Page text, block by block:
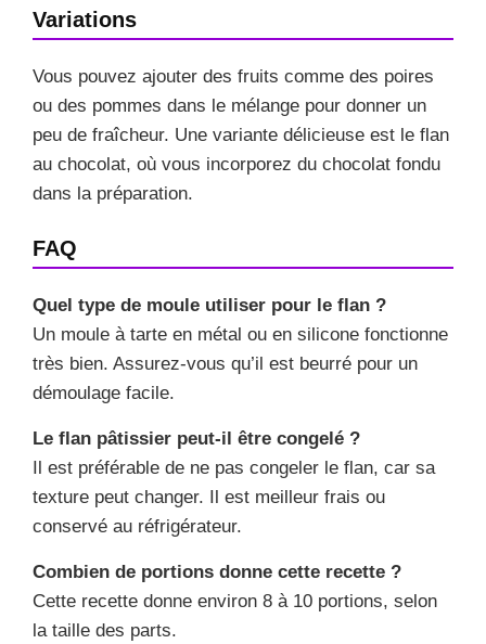
Variations
Vous pouvez ajouter des fruits comme des poires
ou des pommes dans le mélange pour donner un
peu de fraîcheur. Une variante délicieuse est le flan
au chocolat, où vous incorporez du chocolat fondu
dans la préparation.
FAQ
Quel type de moule utiliser pour le flan ?
Un moule à tarte en métal ou en silicone fonctionne
très bien. Assurez-vous qu’il est beurré pour un
démoulage facile.
Le flan pâtissier peut-il être congelé ?
Il est préférable de ne pas congeler le flan, car sa
texture peut changer. Il est meilleur frais ou
conservé au réfrigérateur.
Combien de portions donne cette recette ?
Cette recette donne environ 8 à 10 portions, selon
la taille des parts.